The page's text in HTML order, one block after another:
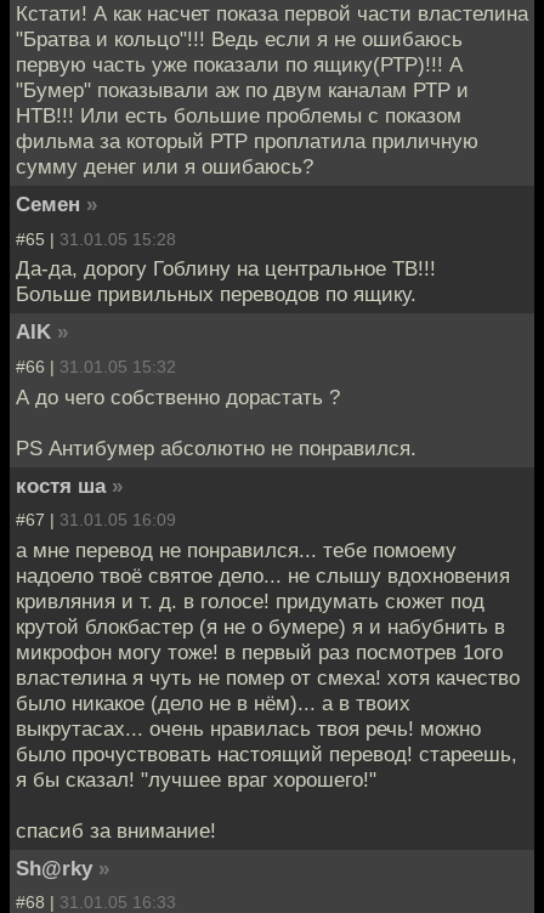
Кстати! А как насчет показа первой части властелина
"Братва и кольцо"!!! Ведь если я не ошибаюсь
первую часть уже показали по ящику(РТР)!!! А
"Бумер" показывали аж по двум каналам РТР и
НТВ!!! Или есть большие проблемы с показом
фильма за который РТР проплатила приличную
сумму денег или я ошибаюсь?
Семен »
#65 | 31.01.05 15:28
Да-да, дорогу Гоблину на центральное ТВ!!!
Больше привильных переводов по ящику.
AlK »
#66 | 31.01.05 15:32
А до чего собственно дорастать ?
PS Антибумер абсолютно не понравился.
костя ша »
#67 | 31.01.05 16:09
а мне перевод не понравился... тебе помоему
надоело твоё святое дело... не слышу вдохновения
кривляния и т. д. в голосе! придумать сюжет под
крутой блокбастер (я не о бумере) я и набубнить в
микрофон могу тоже! в первый раз посмотрев 1ого
властелина я чуть не помер от смеха! хотя качество
было никакое (дело не в нём)... а в твоих
выкрутасах... очень нравилась твоя речь! можно
было прочуствовать настоящий перевод! стареешь,
я бы сказал! "лучшее враг хорошего!"
спасиб за внимание!
Sh@rky »
#68 | 31.01.05 16:33